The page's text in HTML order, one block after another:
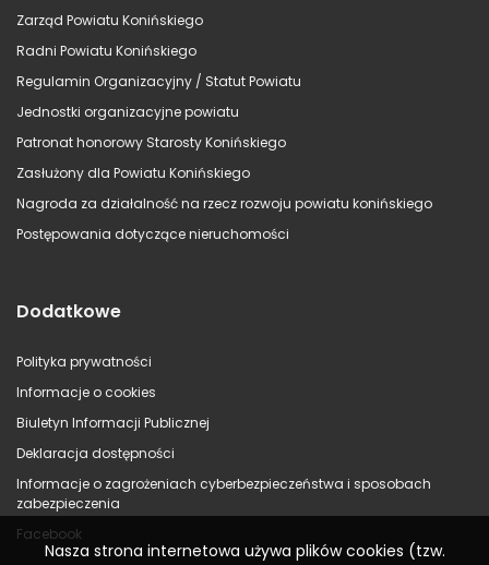
Zarząd Powiatu Konińskiego
Radni Powiatu Konińskiego
Regulamin Organizacyjny / Statut Powiatu
Jednostki organizacyjne powiatu
Patronat honorowy Starosty Konińskiego
Zasłużony dla Powiatu Konińskiego
Nagroda za działalność na rzecz rozwoju powiatu konińskiego
Postępowania dotyczące nieruchomości
Dodatkowe
Polityka prywatności
Informacje o cookies
Biuletyn Informacji Publicznej
Deklaracja dostępności
Informacje o zagrożeniach cyberbezpieczeństwa i sposobach
zabezpieczenia
Facebook
Nasza strona internetowa używa plików cookies (tzw.